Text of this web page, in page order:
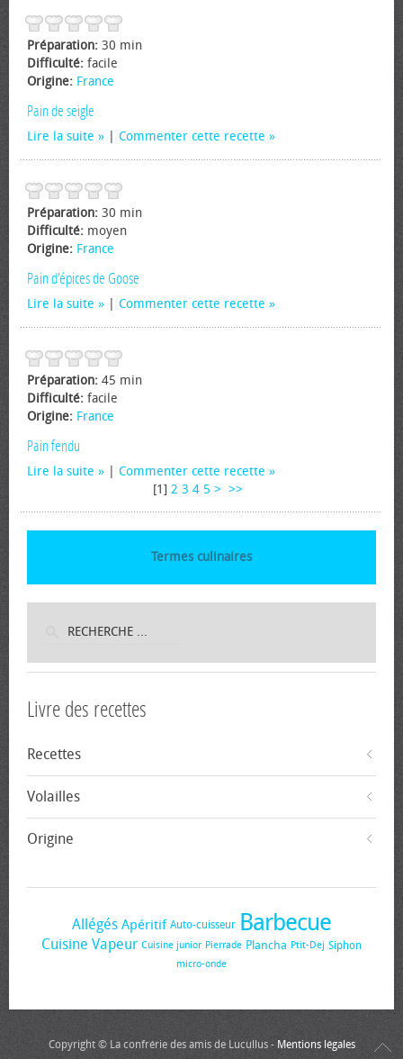
Préparation: 30 min
Difficulté: facile
Origine: France
Pain de seigle
Lire la suite Commenter cette recette
Préparation: 30 min
Difficulté: moyen
Origine: France
Pain d’épices de Goose
Lire la suite Commenter cette recette
Préparation: 45 min
Difficulté: facile
Origine: France
Pain fendu
Lire la suite
Commenter cette recette
[1] 2 3 4 5 > >>
Termes culinaires
Livre des recettes
Recettes
Volailles
Origine
Allégés Apéritif Auto-cuisseur Barbecue
Cuisine Vapeur Cuisine junior Pierrade Plancha Ptit-Dej Siphon
micro-onde
Copyright © La confrérie des amis de Lucullus - Mentions légales